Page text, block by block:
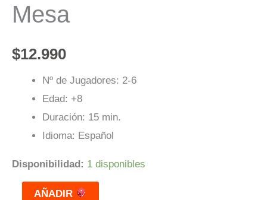
Mesa
$12.990
Nº de Jugadores: 2-6
Edad: +8
Duración: 15 min.
Idioma: Español
Disponibilidad: 1 disponibles
AÑADIR